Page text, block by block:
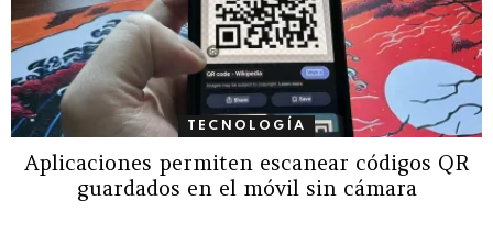
TECNOLOGÍA
Aplicaciones permiten escanear códigos QR
guardados en el móvil sin cámara